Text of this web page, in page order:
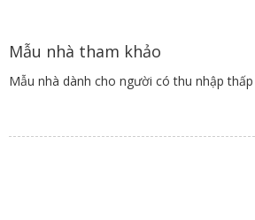
Dài, TP.Biên Hoà, Tỉnh
Văn phòng làm việc
P.Trảng Dài, Biên Hòa,
Gmail:
Mẫu nhà tham khảo
Mẫu nhà dành cho người có thu nhập thấp